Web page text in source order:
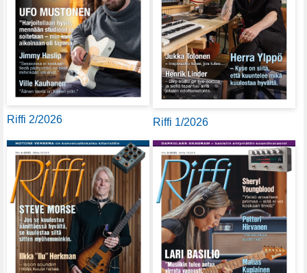
Riffi 2/2026 Riffi 1/2026